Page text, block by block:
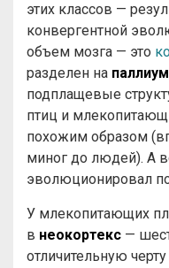
этих классов —
конвергентной
объем мозга — это
разделен на паллиум
подплащевые
птиц и
похожим образом
миног до людей). А
эволюционировал
У млекопитающих
в неокортекс —
отличительную